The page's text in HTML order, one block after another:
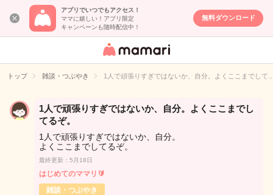
アプリでいつでもアクセス！
ママに嬉しい！アプリ限定
キャンペーンも随時配信中！
無料ダウンロード
女性専用匿名QA
イト
トップ 雑談・つぶやき 1人で頑張りすぎではないか、自分。よくここまでして
1人で頑張りすぎではないか、自分。よくここまでし
てるぞ。
1人で頑張りすぎではないか、自分。
よくここまでしてるぞ。
最終更新：5月18日
はじめてのママリ🔰
雑談・つぶやき